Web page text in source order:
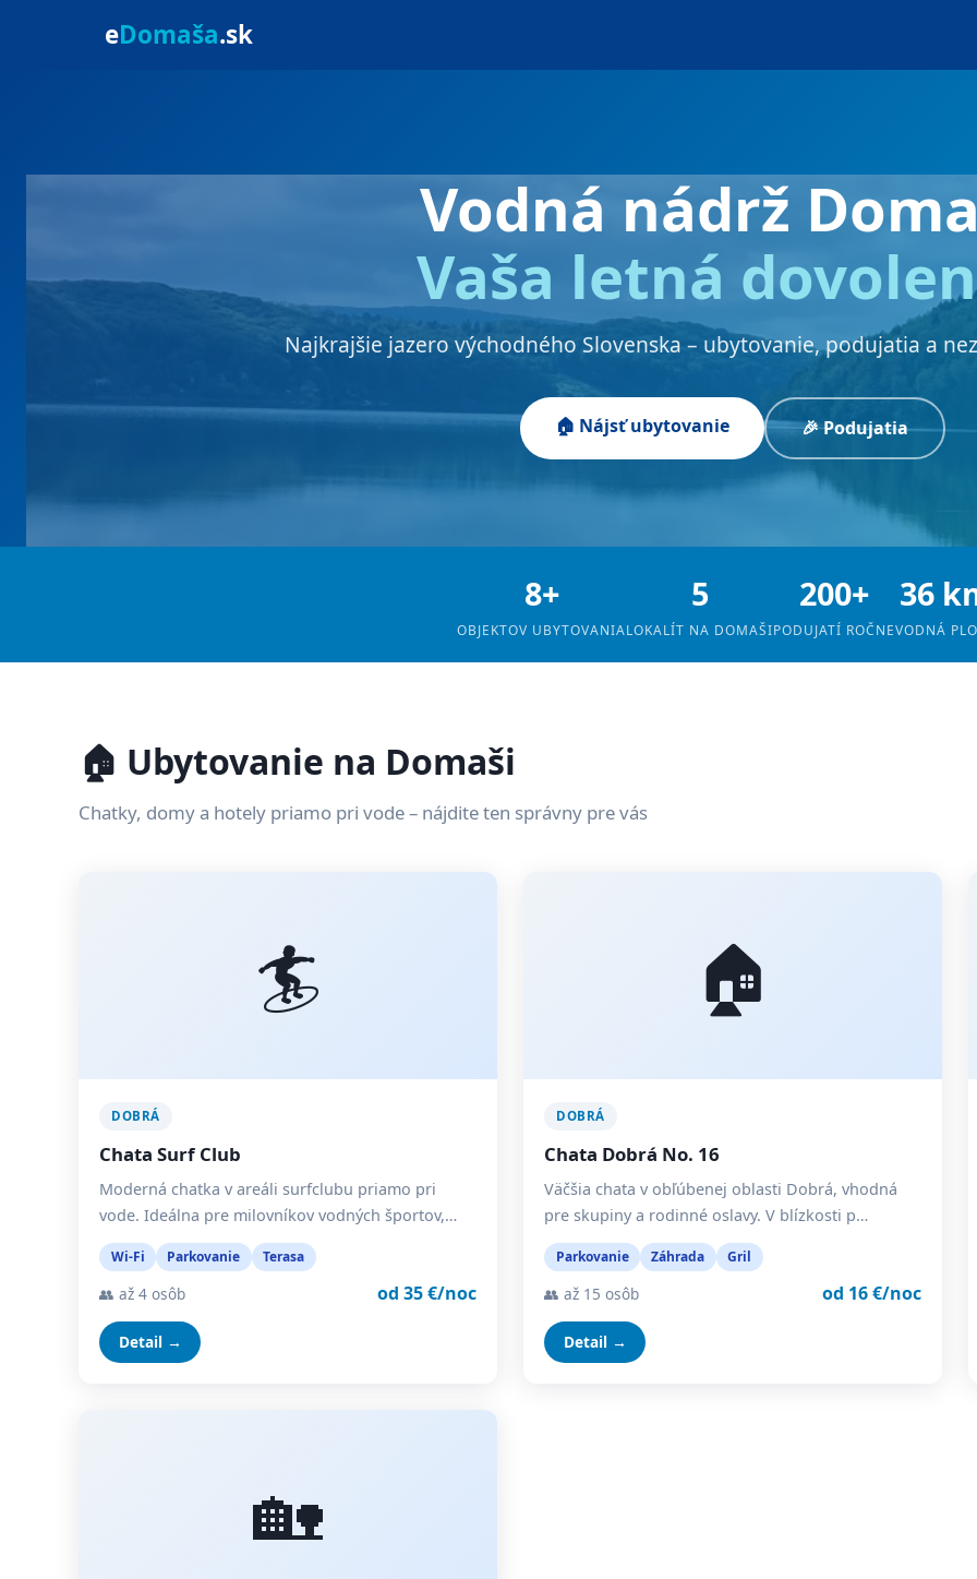
eDomaša.sk
Vodná nádrž
Vaša letná
Najkrajšie jazero východného Slovenska – ubytovanie, podujatia a
🏠 Nájsť ubytovanie 🎉 Podujatia
8+
OBJEKTOV UBYTOVANIA
5
LOKALÍT NA DOMAŠI
200+
PODUJATÍ ROČNE
36
VODNÁ
🏠 Ubytovanie na Domaši
Chatky, domy a hotely priamo pri vode – nájdite ten správny pre vás
🏄
DOBRÁ
Chata Surf Club
Moderná chatka v areáli surfclubu priamo pri
vode. Ideálna pre milovníkov vodných športov,…
Wi-Fi Parkovanie Terasa
👥 až 4 osôb od 35 €/noc
Detail →
🏠
DOBRÁ
Chata Dobrá No. 16
Väčšia chata v obľúbenej oblasti Dobrá, vhodná
pre skupiny a rodinné oslavy. V blízkosti p…
Parkovanie Záhrada Gril
👥 až 15 osôb od 16 €/noc
Detail →
🏡